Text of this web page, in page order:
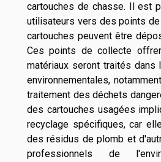
cartouches de chasse. Il est
utilisateurs vers des points
cartouches peuvent être
Ces points de collecte
matériaux seront traités
environnementales,
traitement des déchets
des cartouches usagées
recyclage spécifiques, car
des résidus de plomb et
professionnels de